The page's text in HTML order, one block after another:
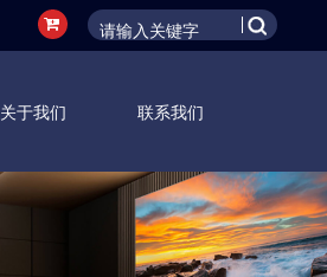
关于我们 联系我们